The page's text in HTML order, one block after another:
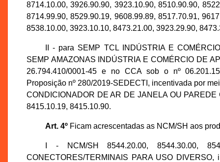
8714.10.00, 3926.90.90, 3923.10.90, 8510.90.90,
8714.99.90, 8529.90.19, 9608.99.89, 8517.70.91,
8538.10.00, 3923.10.10, 8473.21.00, 3923.29.90,
II - para SEMP TCL INDÚSTRIA E
SEMP AMAZONAS INDÚSTRIA E COMÉRCIO DE
26.794.410/0001-45 e no CCA sob o nº
Proposição nº 280/2019-SEDECTI, incentivada por
CONDICIONADOR DE AR DE JANELA OU
8415.10.19, 8415.10.90.
Art. 4ºFicam acrescentadas as NCM/SH aos
I - NCM/SH 8544.20.00, 8544.30.00,
CONECTORES/TERMINAIS PARA USO